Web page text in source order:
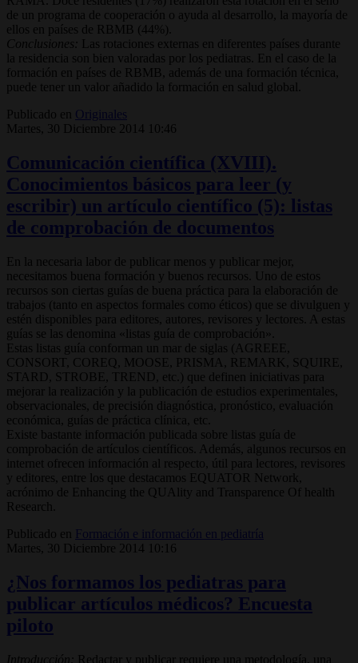
de un programa de cooperación o ayuda al desarrollo, la mayoría de
ellos en países de RBMB (44%).
Conclusiones:
Las rotaciones externas en diferentes países durante
la residencia son bien valoradas por los pediatras. En el caso de la
formación en países de RBMB, además de una formación técnica,
puede tener un valor añadido la formación en salud global.
Publicado en
Originales
Martes, 30 Diciembre 2014 10:46
Comunicación científica (XVIII).
Conocimientos básicos para leer (y
escribir) un artículo científico (5): listas
de comprobación de documentos
En la necesaria labor de publicar menos y publicar mejor,
necesitamos buena formación y buenos recursos. Uno de estos
recursos son ciertas guías de buena práctica para la elaboración de
trabajos (tanto en aspectos formales como éticos) que se divulguen y
estén disponibles para editores, autores, revisores y lectores. A estas
guías se las denomina «listas guía de comprobación».
Estas listas guía conforman un mar de siglas (AGREEE,
CONSORT, COREQ, MOOSE, PRISMA, REMARK, SQUIRE,
STARD, STROBE, TREND, etc.) que definen iniciativas para
mejorar la realización y la publicación de estudios experimentales,
observacionales, de precisión diagnóstica, pronóstico, evaluación
económica, guías de práctica clínica, etc.
Existe bastante información publicada sobre listas guía de
comprobación de artículos científicos. Además, algunos recursos en
internet ofrecen información al respecto, útil para lectores, revisores
y editores, entre los que destacamos EQUATOR Network,
acrónimo de Enhancing the QUAlity and Transparence Of health
Research.
Publicado en
Formación e información en pediatría
Martes, 30 Diciembre 2014 10:16
¿Nos formamos los pediatras para
publicar artículos médicos? Encuesta
piloto
Introducción: Redactar y publicar requiere una metodología, una